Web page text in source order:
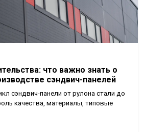
что важно знать о
сэндвич-панелей
сэндвич-панели от рулона стали до
качества, материалы, типовые